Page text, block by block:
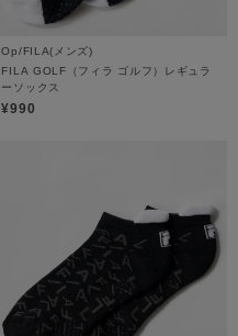
Op/FILA(メンズ)
FILA GOLF（フィラ ゴルフ）レギュラ
ーソックス
¥990